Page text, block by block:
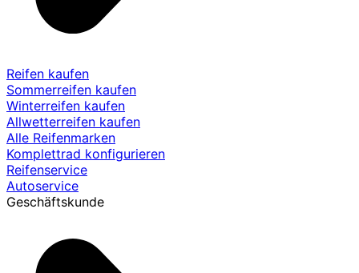
Reifen kaufen
Sommerreifen kaufen
Winterreifen kaufen
Allwetterreifen kaufen
Alle Reifenmarken
Komplettrad konfigurieren
Reifenservice
Autoservice
Geschäftskunde